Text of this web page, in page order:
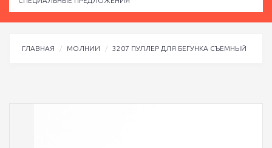
ГЛАВНАЯ МОЛНИИ 3207 ПУЛЛЕР ДЛЯ БЕГУНКА СЪЕМНЫЙ